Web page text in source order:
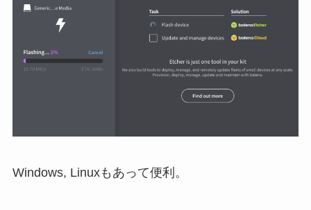
Windows, Linuxもあって便利。